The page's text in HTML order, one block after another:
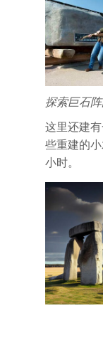
探索巨石
这里还建
些重建的
小时。